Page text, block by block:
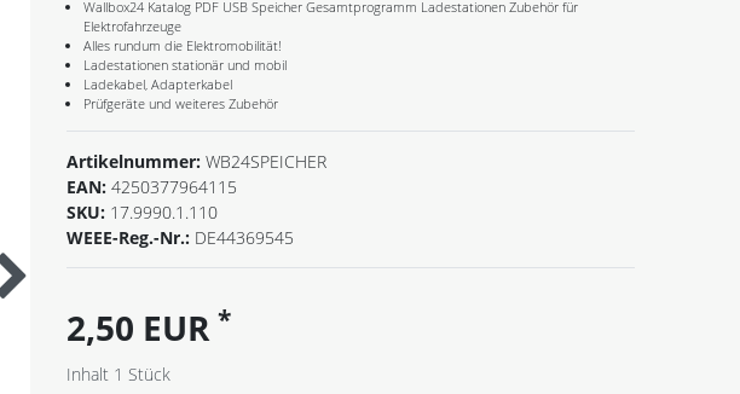
Wallbox24 Katalog PDF USB Speicher Gesamtprogramm Ladestationen Zubehör für
Elektrofahrzeuge
Alles rundum die Elektromobilität!
Ladestationen stationär und mobil
Ladekabel, Adapterkabel
Prüfgeräte und weiteres Zubehör
Artikelnummer: WB24SPEICHER
EAN: 4250377964115
SKU: 17.9990.1.110
WEEE-Reg.-Nr.: DE44369545
2,50 EUR *
Inhalt 1 Stück